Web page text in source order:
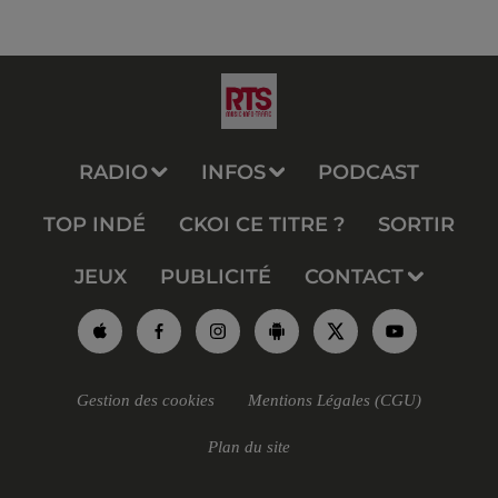
RADIO INFOS PODCAST
TOP INDÉ CKOI CE TITRE ? SORTIR
JEUX PUBLICITÉ CONTACT
Gestion des cookies Mentions Légales (CGU)
Plan du site